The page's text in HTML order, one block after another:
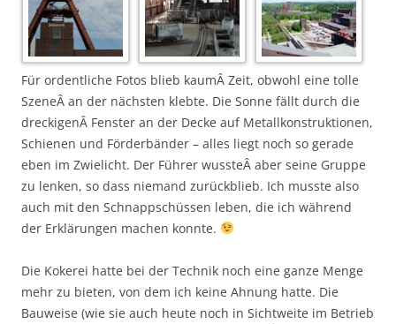
Für ordentliche Fotos blieb kaumÂ Zeit, obwohl eine tolle
SzeneÂ an der nächsten klebte. Die Sonne fällt durch die
dreckigenÂ Fenster an der Decke auf Metallkonstruktionen,
Schienen und Förderbänder – alles liegt noch so gerade
eben im Zwielicht. Der Führer wussteÂ aber seine Gruppe
zu lenken, so dass niemand zurückblieb. Ich musste also
auch mit den Schnappschüssen leben, die ich während
der Erklärungen machen konnte.
Die Kokerei hatte bei der Technik noch eine ganze Menge
mehr zu bieten, von dem ich keine Ahnung hatte. Die
Bauweise (wie sie auch heute noch in Sichtweite im Betrieb